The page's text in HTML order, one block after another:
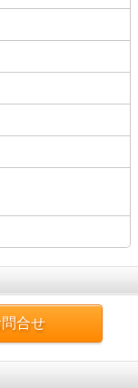
合せ